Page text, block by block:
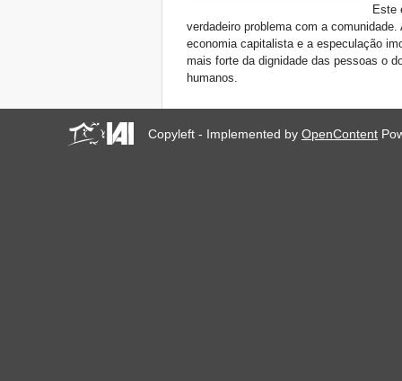
Este
verdadeiro problema com a comunidade.
economia capitalista e a especulação
mais forte da dignidade das pessoas o
humanos.
Copyleft - Implemented byOpenContent